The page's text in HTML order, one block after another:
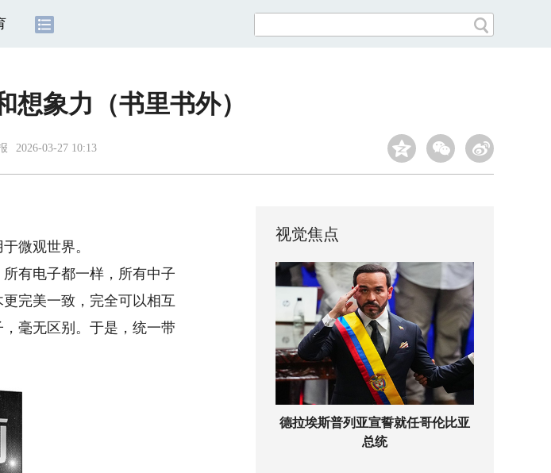
象力（书里书外）
2026-03-27 10:13
微观世界。
有电子都一样，所有中子
完美一致，完全可以相互
毫无区别。于是，统一带
视觉焦点
德拉埃斯普列亚宣誓就任哥伦比亚
总统